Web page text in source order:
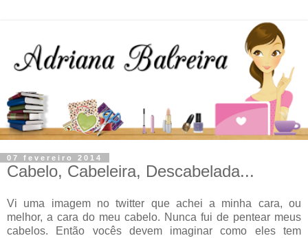
07 fevereiro 2014
Cabelo, Cabeleira, Descabelada...
Vi uma imagem no twitter que achei a minha cara, ou
melhor, a cara do meu cabelo. Nunca fui de pentear meus
cabelos. Então vocês devem imaginar como eles tem